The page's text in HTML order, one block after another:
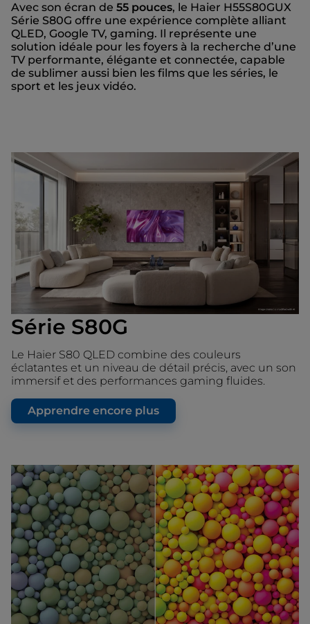
Avec son écran de 55 pouces, le Haier H55S80GUX
Série S80G offre une expérience complète alliant
QLED, Google TV, gaming. Il représente une
solution idéale pour les foyers à la recherche d’une
TV performante, élégante et connectée, capable
de sublimer aussi bien les films que les séries, le
sport et les jeux vidéo.
Série S80G
Le Haier S80 QLED combine des couleurs
éclatantes et un niveau de détail précis, avec un son
immersif et des performances gaming fluides.
Apprendre encore plus